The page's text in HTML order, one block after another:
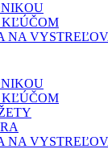
NA
NA